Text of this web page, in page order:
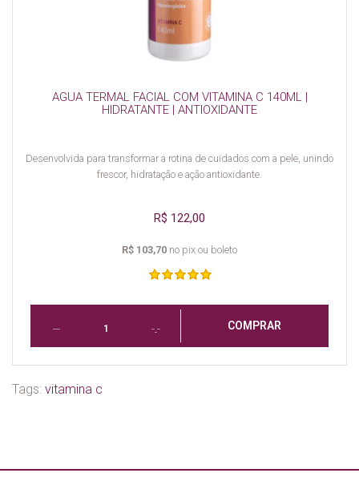
AGUA TERMAL FACIAL COM VITAMINA C 140ML |
HIDRATANTE | ANTIOXIDANTE
Desenvolvida para transformar a rotina de cuidados com a pele, unindo
frescor, hidratação e ação antioxidante.
R$ 122,00
R$ 103,70 no pix ou boleto
COMPRAR
Tags: vitamina c